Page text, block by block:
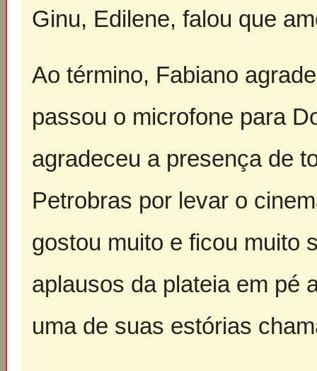
Ginu, Edilene, falou que
Ao término, Fabiano
passou o microfone para
agradeceu a presença de
Petrobras por levar o
gostou muito e ficou muito
aplausos da plateia em pé
uma de suas estórias